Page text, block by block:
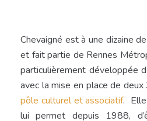
Chevaigné est à une dizaine
et fait partie de Rennes
particulièrement développée
avec la mise en place de deux
pôle culturel et associatif. Elle
lui permet depuis 1988,